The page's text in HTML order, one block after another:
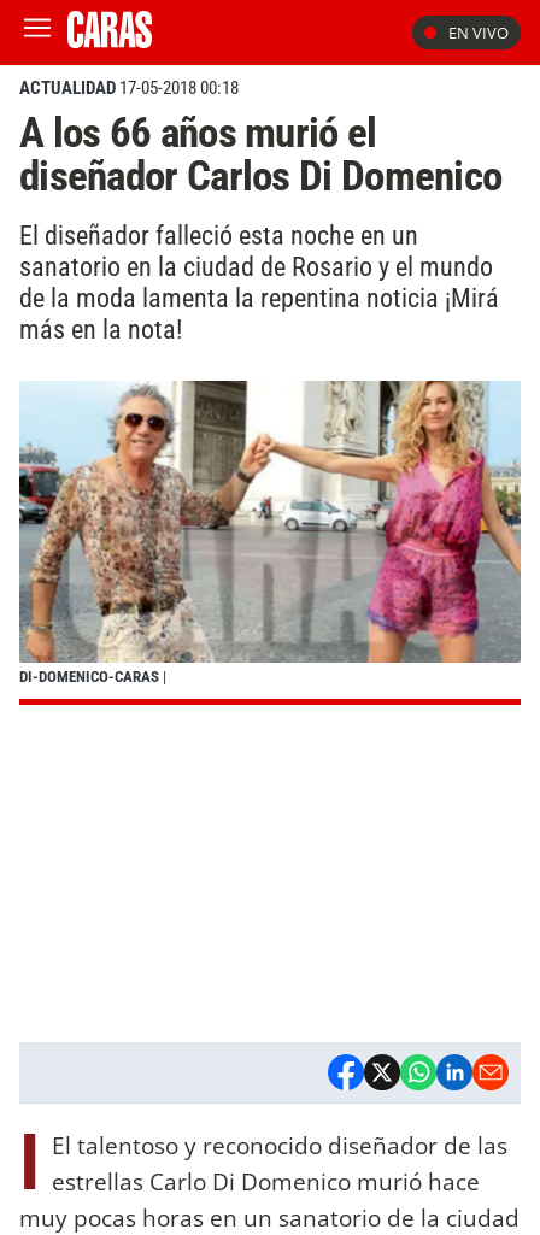
EN VIVO
ACTUALIDAD 17-05-2018 00:18
A los 66 años murió el
diseñador Carlos Di Domenico
El diseñador falleció esta noche en un
sanatorio en la ciudad de Rosario y el mundo
de la moda lamenta la repentina noticia ¡Mirá
más en la nota!
DI-DOMENICO-CARAS |
I El talentoso y reconocido diseñador de las
estrellas Carlo Di Domenico murió hace
muy pocas horas en un sanatorio de la ciudad